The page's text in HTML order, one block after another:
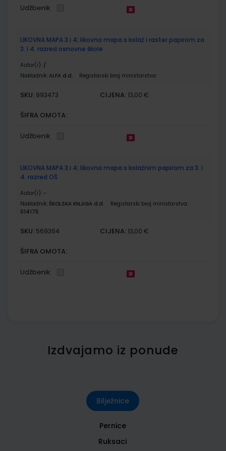
Udžbenik
LIKOVNA MAPA 3 i 4; likovna mapa s kolaž i raster papirom za
3. i 4. razred osnovne škole
Autor(i): /
Nakladnik: ALFA d.d. Registarski broj ministarstva:
SKU: 993473 CIJENA: 13,00 €
ŠIFRA OMOTA:
Udžbenik
LIKOVNA MAPA 3 i 4; likovna mapa s kolažnim papirom za 3. i
4. razred OŠ
Autor(i): -
Nakladnik: ŠKOLSKA KNJIGA d.d.
Registarski broj ministarstva:
014175
SKU: 569364 CIJENA: 13,00 €
ŠIFRA OMOTA:
Udžbenik
Izdvajamo iz ponude
Bilježnice
Pernice
Ruksaci